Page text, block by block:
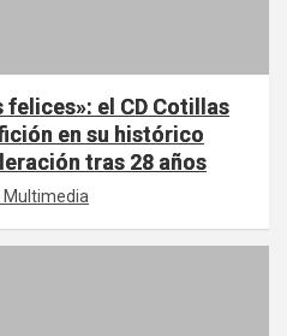
el CD Cotillas
en su histórico
tras 28 años
Multimedia